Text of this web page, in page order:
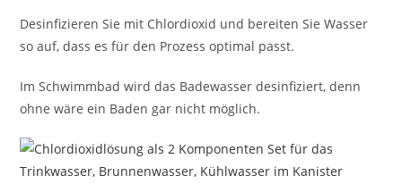
Desinfizieren Sie mit Chlordioxid und bereiten Sie Wasser
so auf, dass es für den Prozess optimal passt.
Im Schwimmbad wird das Badewasser desinfiziert, denn
ohne wäre ein Baden gar nicht möglich.